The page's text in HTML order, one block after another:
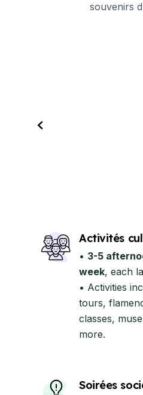
souvenirs
Activités
• 3-5
week, each
• Activities
tours,
classes,
more.
Soirées